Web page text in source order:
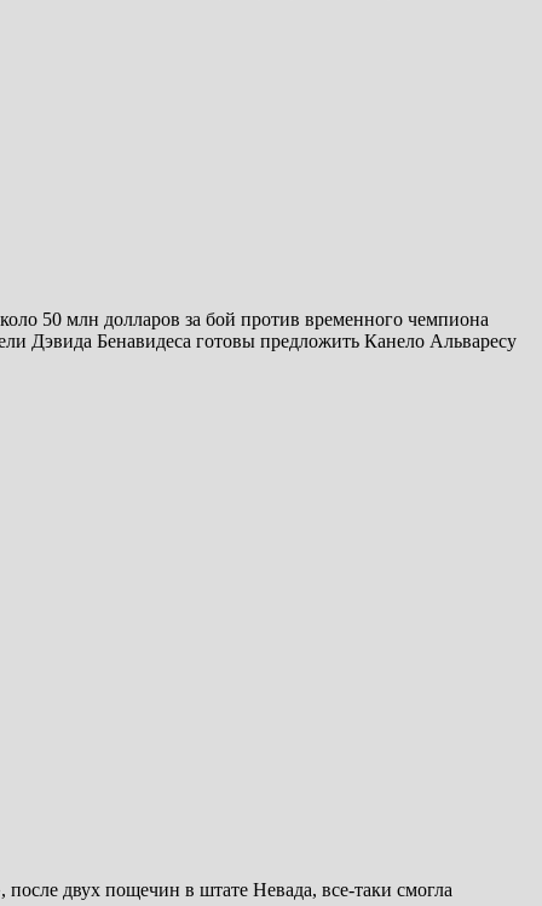
50 млн долларов за бой против временного чемпиона
Дэвида Бенавидеса готовы предложить Канело Альваресу
двух пощечин в штате Невада, все-таки смогла